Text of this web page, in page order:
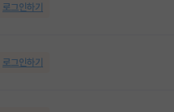
로그인하기
로그인하기